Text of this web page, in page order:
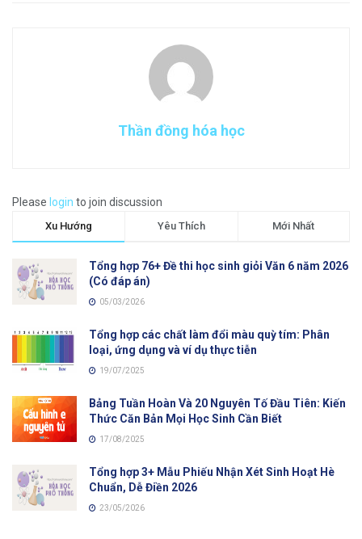
Thần đồng hóa học
Please login to join discussion
Xu Hướng Yêu Thích Mới Nhất
Tổng hợp 76+ Đề thi học sinh giỏi Văn 6 năm 2026
(Có đáp án)
05/03/2026
Tổng hợp các chất làm đổi màu quỳ tím: Phân
loại, ứng dụng và ví dụ thực tiễn
19/07/2025
Bảng Tuần Hoàn Và 20 Nguyên Tố Đầu Tiên: Kiến
Thức Căn Bản Mọi Học Sinh Cần Biết
17/08/2025
Tổng hợp 3+ Mẫu Phiếu Nhận Xét Sinh Hoạt Hè
Chuẩn, Dễ Điền 2026
23/05/2026